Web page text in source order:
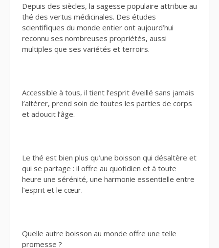
Depuis des siècles, la sagesse populaire attribue au
thé des vertus médicinales. Des études
scientifiques du monde entier ont aujourd’hui
reconnu ses nombreuses propriétés, aussi
multiples que ses variétés et terroirs.
Accessible à tous, il tient l’esprit éveillé sans jamais
l’altérer, prend soin de toutes les parties de corps
et adoucit l’âge.
Le thé est bien plus qu’une boisson qui désaltère et
qui se partage : il offre au quotidien et à toute
heure une sérénité, une harmonie essentielle entre
l’esprit et le cœur.
Quelle autre boisson au monde offre une telle
promesse ?